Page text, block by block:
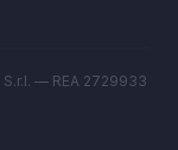
— REA 2729933